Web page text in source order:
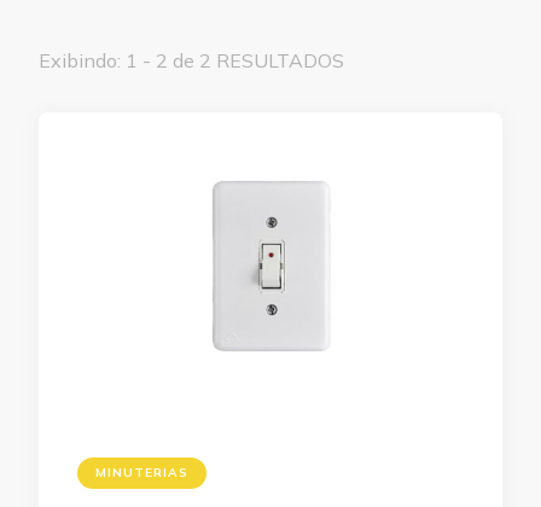
Exibindo: 1 - 2 de 2 RESULTADOS
MINUTERIAS